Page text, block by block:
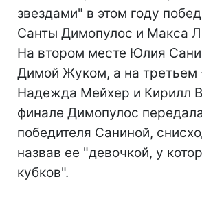
звездами" в этом году
Санты Димопулос и Макса
На втором месте Юлия
Димой Жуком, а на третьем
Надежда Мейхер и Кирилл
финале Димопулос
победителя Саниной,
назвав ее "девочкой, у
кубков".